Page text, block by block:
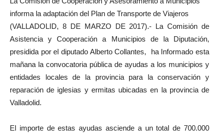
informa la adaptación del Plan de Transporte de Viajeros
(VALLADOLID, 8 DE MARZO DE 2017).- La Comisión de
Asistencia y Cooperación a Municipios de la Diputación,
presidida por el diputado Alberto Collantes, ha Informado esta
mañana la convocatoria pública de ayudas a los municipios y
entidades locales de la provincia para la conservación y
reparación de iglesias y ermitas ubicadas en la provincia de
Valladolid.
El importe de estas ayudas asciende a un total de 700.000